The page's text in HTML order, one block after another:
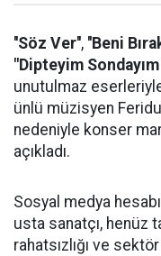
''Söz Ver'', ''Beni
"Dipteyim
unutulmaz
ünlü müzisyen
nedeniyle konser
açıkladı.
Sosyal medya
usta sanatçı, henüz
rahatsızlığı ve